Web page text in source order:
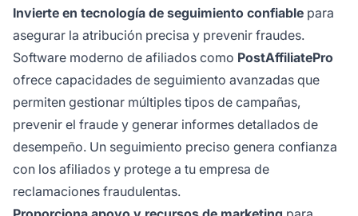
Invierte en tecnología de seguimiento confiable para
asegurar la atribución precisa y prevenir fraudes.
Software moderno de afiliados como PostAffiliatePro
ofrece capacidades de seguimiento avanzadas que
permiten gestionar múltiples tipos de campañas,
prevenir el fraude y generar informes detallados de
desempeño. Un seguimiento preciso genera confianza
con los afiliados y protege a tu empresa de
reclamaciones fraudulentas.